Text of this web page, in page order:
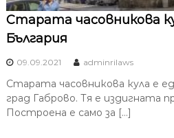
Старата часовникова
България
09.09.2021 adminrilaws
Старата часовникова кула е
град Габрово. Тя е издигната
Построена е само за […]